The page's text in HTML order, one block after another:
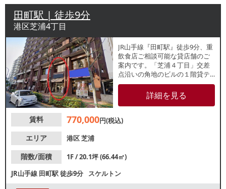
田町駅 | 徒歩9分
港区芝浦4丁目
JR山手線『田町駅』徒歩9分、重
飲食店ご相談可能な貸店舗のご
案内です。「芝浦４丁目」交差
点沿いの角地のビルの１階貸テ
ナントで、大手コンビニや飲食
チェーン店がが隣地出店中！ビ
ジネスパーソンの他、近隣マン
が期待できます。前テナントは
詳細を見る
賃料 770,000円(税込)
エリア
港区芝浦
階数/面積
1F / 20.1坪 (66.44㎡)
JR山手線 田町駅徒歩9分 スケルトン